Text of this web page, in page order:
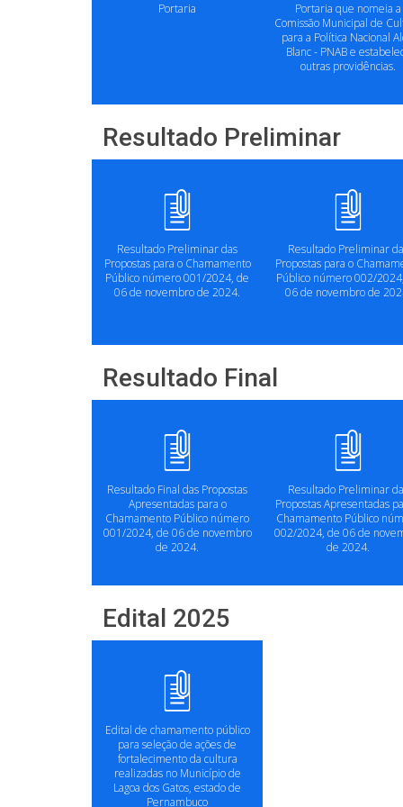
Portaria
Portaria que nomeia a
Comissão Municipal de
para a Política Nacional
Blanc - PNAB e
outras providências.
Resultado Preliminar
Resultado Preliminar das
Propostas para o Chamamento
Público número 001/2024, de
06 de novembro de 2024.
Resultado Preliminar
Propostas para o
Público número 002/
06 de novembro de
Resultado Final
Resultado Final das Propostas
Apresentadas para o
Chamamento Público número
001/2024, de 06 de novembro
de 2024.
Resultado Preliminar
Propostas Apresentadas
Chamamento Público
002/2024, de 06 de
de 2024.
Edital 2025
Edital de chamamento público
para seleção de ações de
fortalecimento da cultura
realizadas no Município de
Lagoa dos Gatos, estado de
Pernambuco